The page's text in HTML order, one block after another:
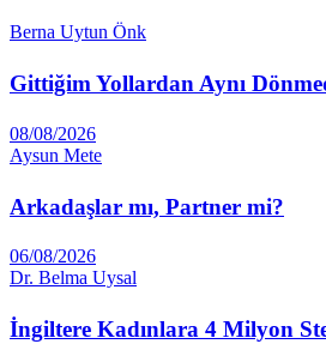
Berna Uytun Önk
Gittiğim Yollardan Aynı
08/08/2026
Aysun Mete
Arkadaşlar mı, Partner mi?
06/08/2026
Dr. Belma Uysal
İngiltere Kadınlara 4 Milyon